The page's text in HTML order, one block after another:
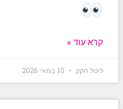
קרא עוד »
ליטל חקק